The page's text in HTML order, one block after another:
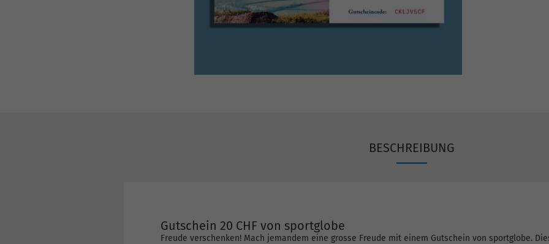
BESCHREIBUNG
Gutschein 20 CHF von sportglobe
Freude verschenken! Mach jemandem eine grosse Freude mit einem Gutschein von sportglobe.